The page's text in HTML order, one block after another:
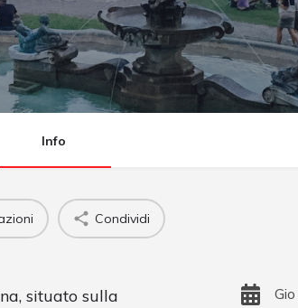
Info
Condividi
situato sulla